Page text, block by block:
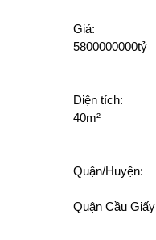
Giá:
5800000000tỷ
Diện tích:
40m²
Quận/Huyện:
							Quận Cầu Giấy